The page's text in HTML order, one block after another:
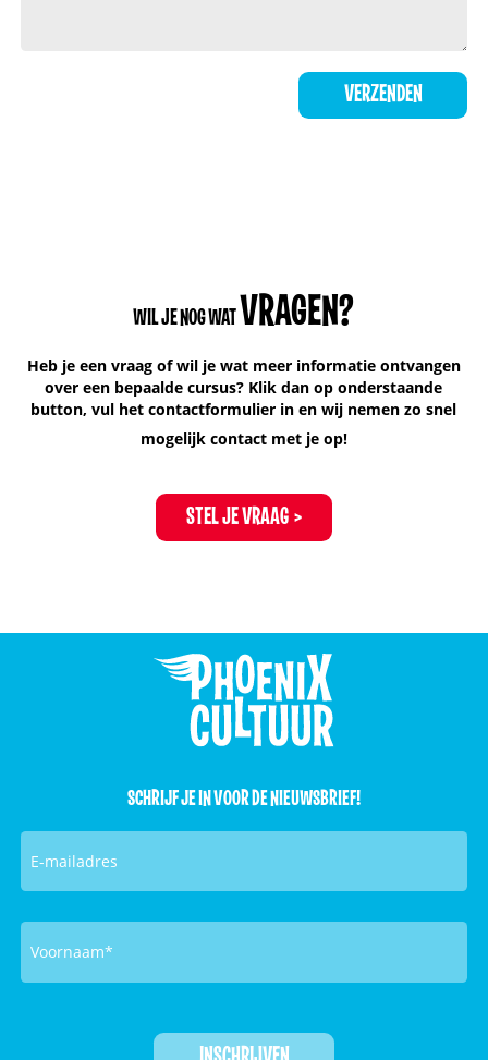
WIL JE NOG WATVRAGEN?
Heb je een vraag of wil je wat meer informatie ontvangen
over een bepaalde cursus? Klik dan op onderstaande
button, vul het contactformulier in en wij nemen zo snel
mogelijk contact met je op!
STEL JE VRAAG
SCHRIJF JE IN VOOR DE NIEUWSBRIEF!